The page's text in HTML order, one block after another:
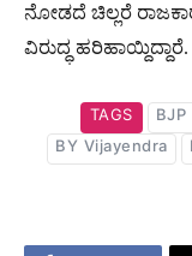
ನೋಡದೆ ಚಿಲ್ಲರೆ
ವಿರುದ್ಧ ಹರಿಹಾಯ್ದಿದ್ದಾರೆ.
TAGS
BY Vijayendra